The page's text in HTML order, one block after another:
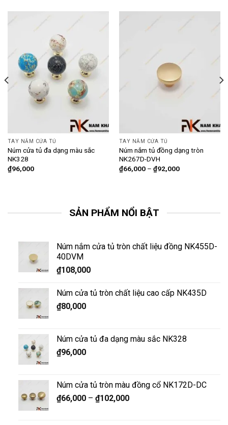
TAY NẮM CỬA TỦ
Núm cửa tủ đa dạng màu sắc
NK328
₫96,000
TAY NẮM CỬA TỦ
Núm nắm tủ đồng dạng tròn
NK267D-DVH
₫66,000– ₫92,000
SẢN PHẨM NỔI BẬT
Núm nắm cửa tủ tròn chất liệu đồng NK455D-
40DVM
₫108,000
Núm cửa tủ tròn chất liệu cao cấp NK435D
₫80,000
Núm cửa tủ đa dạng màu sắc NK328
₫96,000
Núm cửa tủ tròn màu đồng cổ NK172D-DC
₫66,000– ₫102,000